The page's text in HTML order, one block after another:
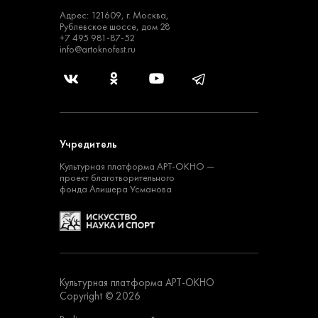
Адрес: 121609, г. Москва,
Рублевское шоссе, дом 28
+7 495 981-87-52
info@artoknofest.ru
Учредитель
Культурная платформа АРТ-ОКНО —
проект благотворительного
фонда Алишера Усманова
Культурная платформа АРТ-ОКНО
Copyright © 2026